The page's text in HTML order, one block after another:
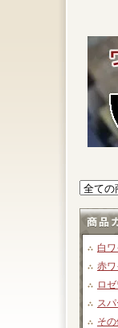
白
赤ワ
ロ
ス
そ